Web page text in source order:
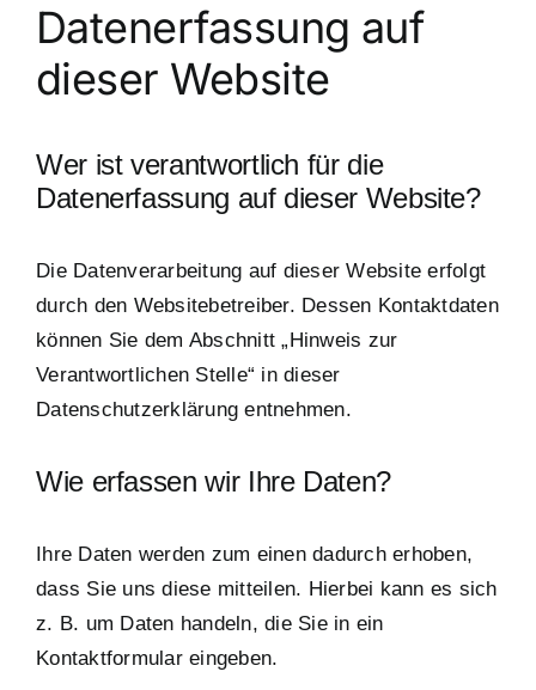
Datenerfassung auf
dieser Website
Wer ist verantwortlich für die
Datenerfassung auf dieser Website?
Die Datenverarbeitung auf dieser Website erfolgt
durch den Websitebetreiber. Dessen Kontaktdaten
können Sie dem Abschnitt „Hinweis zur
Verantwortlichen Stelle“ in dieser
Datenschutzerklärung entnehmen.
Wie erfassen wir Ihre Daten?
Ihre Daten werden zum einen dadurch erhoben,
dass Sie uns diese mitteilen. Hierbei kann es sich
z. B. um Daten handeln, die Sie in ein
Kontaktformular eingeben.